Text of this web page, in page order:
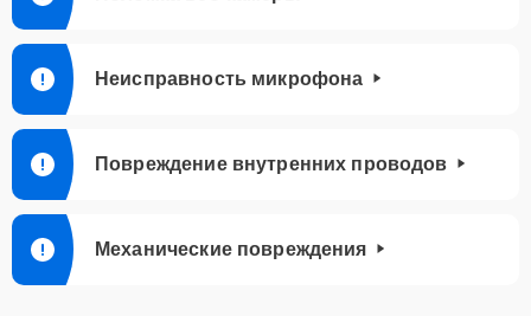
Неисправность микрофона
Повреждение внутренних проводов
Механические повреждения